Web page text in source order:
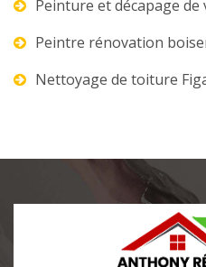
Peinture et décapage de
Peintre rénovation
Nettoyage de toiture